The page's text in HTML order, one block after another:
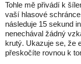
Tohle mě přivádí k
vaší hlasové
následuje 15 sekund
nenechával žádný
krutý. Ukazuje se, že
přeskočíte rovnou k